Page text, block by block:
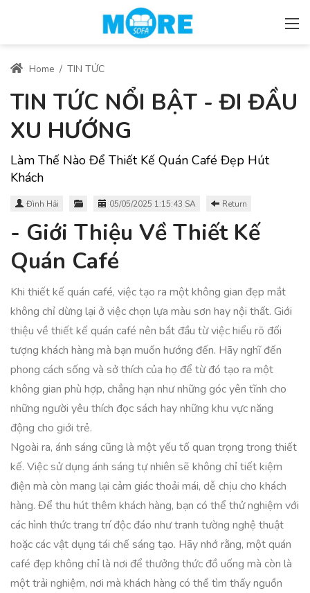
Home / TIN TỨC
TIN TỨC NỔI BẬT - ĐI ĐẦU
XU HƯỚNG
Làm Thế Nào Để Thiết Kế Quán Café Đẹp Hút
Khách
Đình Hải 05/05/2025 1:15:43 SA Return
- Giới Thiệu Về Thiết Kế
Quán Café
Khi thiết kế quán café, việc tạo ra một không gian đẹp mắt
không chỉ dừng lại ở việc chọn lựa màu sơn hay nội thất. Giới
thiệu về thiết kế quán café nên bắt đầu từ việc hiểu rõ đối
tượng khách hàng mà bạn muốn hướng đến. Hãy nghĩ đến
phong cách sống và sở thích của họ để từ đó tạo ra một
không gian phù hợp, chẳng hạn như những góc yên tĩnh cho
những người yêu thích đọc sách hay những khu vực năng
động cho giới trẻ.
Ngoài ra, ánh sáng cũng là một yếu tố quan trọng trong thiết
kế. Việc sử dụng ánh sáng tự nhiên sẽ không chỉ tiết kiệm
điện mà còn mang lại cảm giác thoải mái, dễ chịu cho khách
hàng. Để thu hút thêm khách hàng, bạn có thể thử nghiệm với
các hình thức trang trí độc đáo như tranh tường nghệ thuật
hoặc các vật dụng tái chế sáng tạo. Hãy nhớ rằng, một quán
café đẹp không chỉ là nơi để thưởng thức đồ uống mà còn là
một trải nghiệm, nơi mà khách hàng có thể tìm thấy nguồn